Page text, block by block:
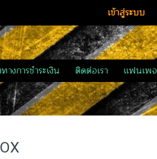
เข้าสู่ระบบ
างการชำระเงิน ติดต่อเรา แฟนเพจ